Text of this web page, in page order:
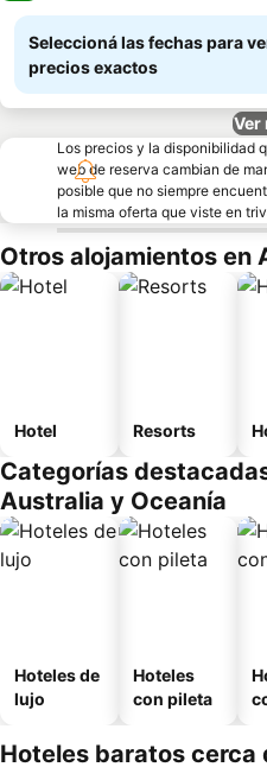
Seleccioná las fechas para
precios exactos
Ver
Los precios y la disponibilidad
web de reserva cambian de
posible que no siempre
la misma oferta que viste en
Otros alojamientos en
Hotel Resorts
Categorías
Australia y Oceanía
Hoteles de
lujo
Hoteles
con pileta
Hoteles baratos cerca